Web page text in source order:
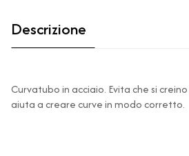
Descrizione
Curvatubo in acciaio. Evita che si
aiuta a creare curve in modo corretto.